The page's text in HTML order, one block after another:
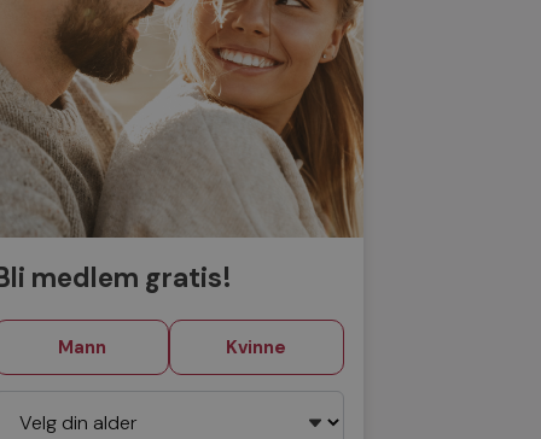
medlem gratis!
Mann Kvinne